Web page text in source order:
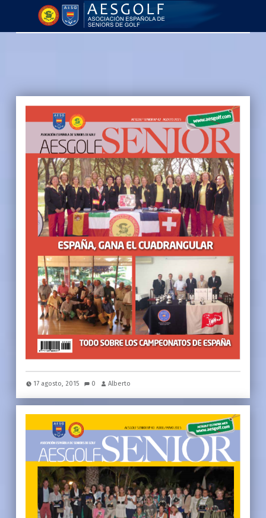
Asociación Española de Seniors de Golf
17 agosto, 2015 0 Alberto